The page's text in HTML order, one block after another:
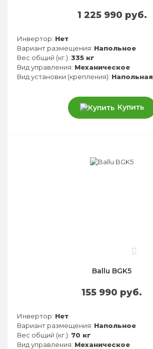
1 225 990 руб.
Инвертор: Нет
Вариант размещения: Напольное
Вес общий (кг.): 335 кг
Вид управления: Механическое
Вид установки (крепления): Напольная
Купить
0
Ballu BGK5
155 990 руб.
Инвертор: Нет
Вариант размещения: Напольное
Вес общий (кг.): 70 кг
Вид управления: Механическое